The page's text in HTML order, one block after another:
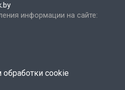
информации на сайте:
cookie